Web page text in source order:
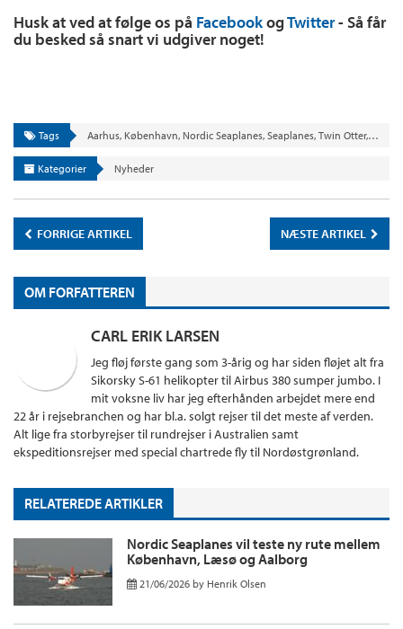
Husk at ved at følge os på FacebookogTwitter- Så får
du besked så snart vi udgiver noget!
Tags Aarhus, København, Nordic Seaplanes, Seaplanes, Twin Otter,
Kategorier Nyheder
FORRIGE ARTIKEL NÆSTE ARTIKEL
OM FORFATTEREN
CARL ERIK LARSEN
Jeg fløj første gang som 3-årig og har siden fløjet alt fra
Sikorsky S-61 helikopter til Airbus 380 sumper jumbo. I
mit voksne liv har jeg efterhånden arbejdet mere end
22 år i rejsebranchen og har bl.a. solgt rejser til det meste af verden.
Alt lige fra storbyrejser til rundrejser i Australien samt
ekspeditionsrejser med special chartrede fly til Nordøstgrønland.
RELATEREDE ARTIKLER
Nordic Seaplanes vil teste ny rute mellem
København, Læsø og Aalborg
21/06/2026 by Henrik Olsen